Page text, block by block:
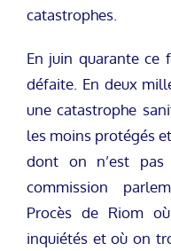
catastrophes.
En juin quarante ce
défaite. En deux
une catastrophe
les moins protégés
dont on n’est
commission
Procès de Riom
inquiétés et où on